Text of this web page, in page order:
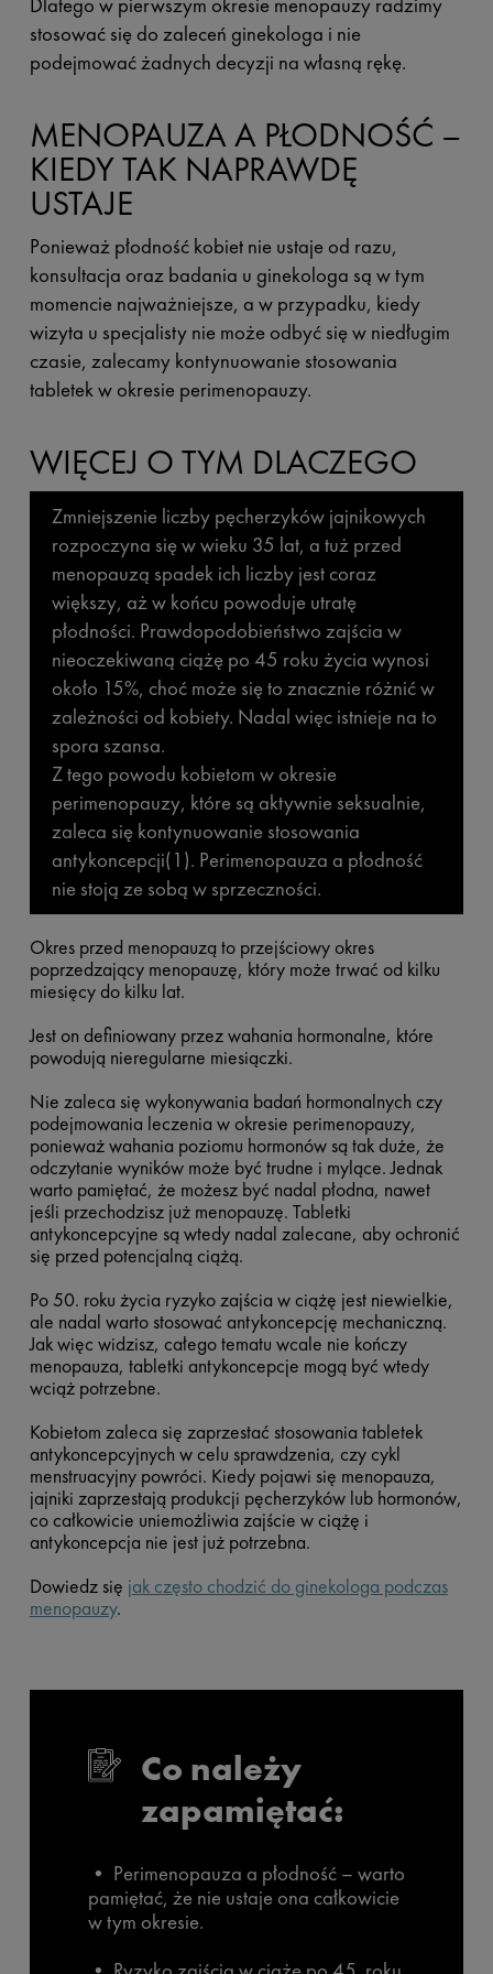
stosować się do zaleceń ginekologa i nie
podejmować żadnych decyzji na własną rękę.
MENOPAUZA A PŁODNOŚĆ –
KIEDY TAK NAPRAWDĘ
USTAJE
Ponieważ płodność kobiet nie ustaje od razu,
konsultacja oraz badania u ginekologa są w tym
momencie najważniejsze, a w przypadku, kiedy
wizyta u specjalisty nie może odbyć się w niedługim
czasie, zalecamy kontynuowanie stosowania
tabletek w okresie perimenopauzy.
WIĘCEJ O TYM DLACZEGO
Zmniejszenie liczby pęcherzyków jajnikowych
rozpoczyna się w wieku 35 lat, a tuż przed
menopauzą spadek ich liczby jest coraz
większy, aż w końcu powoduje utratę
płodności. Prawdopodobieństwo zajścia w
nieoczekiwaną ciążę po 45 roku życia wynosi
około 15%, choć może się to znacznie różnić w
zależności od kobiety. Nadal więc istnieje na to
spora szansa.
Z tego powodu kobietom w okresie
perimenopauzy, które są aktywnie seksualnie,
zaleca się kontynuowanie stosowania
antykoncepcji(1). Perimenopauza a płodność
nie stoją ze sobą w sprzeczności.
Okres przed menopauzą to przejściowy okres
poprzedzający menopauzę, który może trwać od kilku
miesięcy do kilku lat.
Jest on definiowany przez wahania hormonalne, które
powodują nieregularne miesiączki.
Nie zaleca się wykonywania badań hormonalnych czy
podejmowania leczenia w okresie perimenopauzy,
ponieważ wahania poziomu hormonów są tak duże, że
odczytanie wyników może być trudne i mylące. Jednak
warto pamiętać, że możesz być nadal płodna, nawet
jeśli przechodzisz już menopauzę. Tabletki
antykoncepcyjne są wtedy nadal zalecane, aby ochronić
się przed potencjalną ciążą.
Po 50. roku życia ryzyko zajścia w ciążę jest niewielkie,
ale nadal warto stosować antykoncepcję mechaniczną.
Jak więc widzisz, całego tematu wcale nie kończy
menopauza, tabletki antykoncepcje mogą być wtedy
wciąż potrzebne.
Kobietom zaleca się zaprzestać stosowania tabletek
antykoncepcyjnych w celu sprawdzenia, czy cykl
menstruacyjny powróci. Kiedy pojawi się menopauza,
jajniki zaprzestają produkcji pęcherzyków lub hormonów,
co całkowicie uniemożliwia zajście w ciążę i
antykoncepcja nie jest już potrzebna.
Dowiedz się jak często chodzić do ginekologa podczas
menopauzy.
Co należy
zapamiętać:
• Perimenopauza a płodność – warto
pamiętać, że nie ustaje ona całkowicie
w tym okresie.